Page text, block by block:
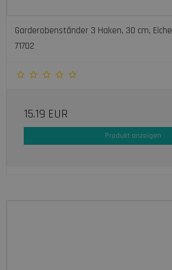
Garderobenständer 3 Haken, 30 cm, Eiche
71702
15.19 EUR
Produkt anzeigen